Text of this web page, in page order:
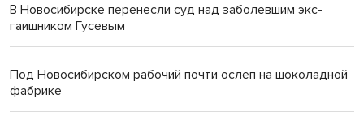
В Новосибирске перенесли суд над заболевшим экс-
гаишником Гусевым
Под Новосибирском рабочий почти ослеп на шоколадной
фабрике